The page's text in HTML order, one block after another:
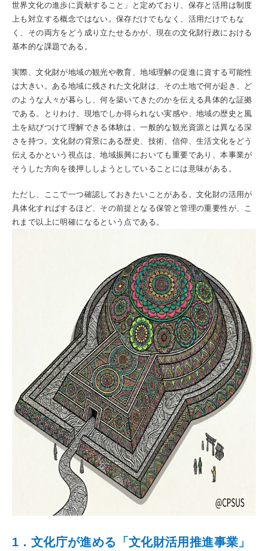
世界文化の進歩に貢献すること」と定めており、保存と活用は制度
上も対立する概念ではない。保存だけでもなく、活用だけでもな
く、その両方をどう成り立たせるかが、現在の文化財行政における
基本的な課題である。
実際、文化財が地域の観光や教育、地域理解の促進に資する可能性
は大きい。ある地域に残された文化財は、その土地で何が起き、ど
のような人々が暮らし、何を築いてきたのかを伝える具体的な証拠
である。とりわけ、現地でしか得られない実感や、地域の歴史と風
土を結びつけて理解できる体験は、一般的な観光資源とは異なる深
さを持つ。文化財の背景にある歴史、技術、信仰、生活文化をどう
伝えるかという視点は、地域振興においても重要であり、本事業が
そうした方向を後押ししようとしていることには意味がある。
ただし、ここで一つ確認しておきたいことがある。文化財の活用が
具体化すればするほど、その前提となる保管と管理の重要性が、こ
れまで以上に明確になるという点である。
1．文化庁が進める「文化財活用推進事業」